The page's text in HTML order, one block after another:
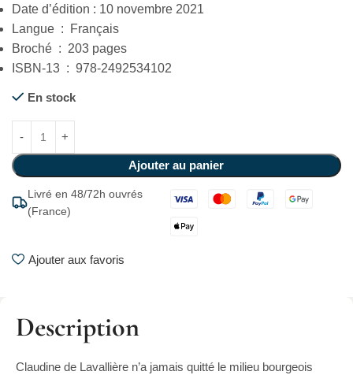
Date d’édition : 10 novembre 2021
Langue ‏ : ‎ Français
Broché ‏ : ‎ 203 pages
ISBN-13 ‏ : ‎ 978-2492534102
En stock
Ajouter au panier
Livré en 48/72h ouvrés
(France)
Ajouter aux favoris
Description
Claudine de Lavallière n’a jamais quitté le milieu bourgeois